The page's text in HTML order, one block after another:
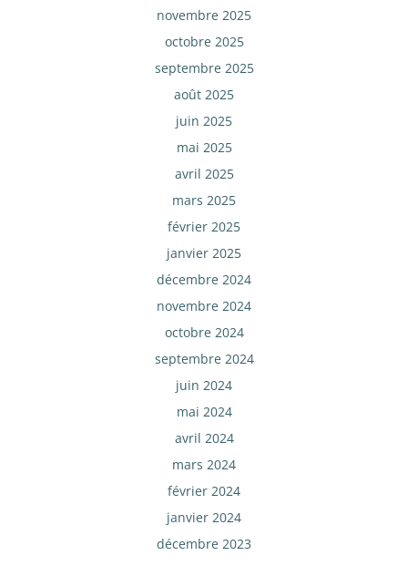
novembre 2025
octobre 2025
septembre 2025
août 2025
juin 2025
mai 2025
avril 2025
mars 2025
février 2025
janvier 2025
décembre 2024
novembre 2024
octobre 2024
septembre 2024
juin 2024
mai 2024
avril 2024
mars 2024
février 2024
janvier 2024
décembre 2023